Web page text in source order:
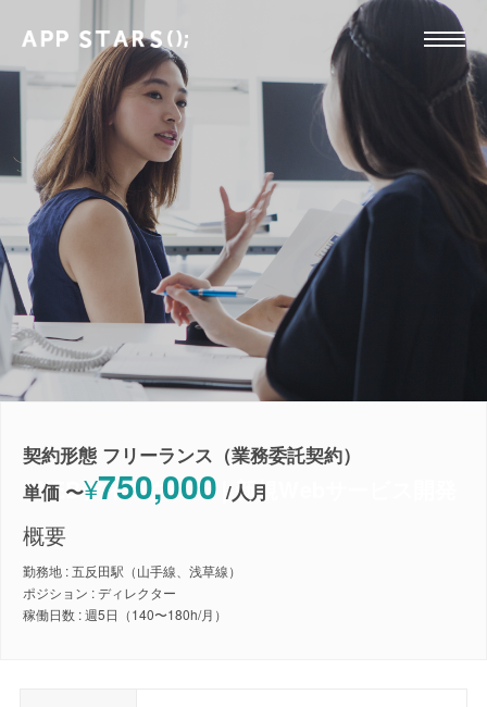
WEBディレクター｜新規Webサービス開発
契約形態 フリーランス（業務委託契約）
単価 〜¥750,000 /人月
概要
勤務地 : 五反田駅（山手線、浅草線）
ポジション : ディレクター
稼働日数 : 週5日（140〜180h/月）